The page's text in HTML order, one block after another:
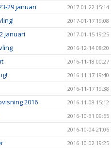
29 januari 2017-01-22 15:14
2017-01-17 19:08
januari 2017-01-15 19:25
2016-12-14 08:20
2016-11-18 00:27
2016-11-17 19:40
2016-11-17 19:38
2016 2016-11-08 15:12
2016-10-31 09:55
2016-10-04 21:06
2016-10-02 19:25